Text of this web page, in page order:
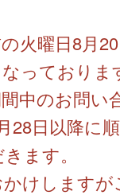
火曜日8月
っておりま
中のお問い
28日以降に
ます。
けしますが